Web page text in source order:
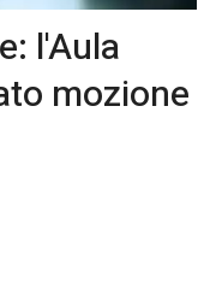
l'Aula
mozione